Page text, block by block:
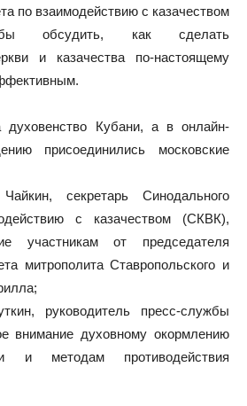
по взаимодействию с казачеством
обсудить, как сделать
и казачества по-настоящему
духовенство Кубани, а в онлайн-
присоединились московские
секретарь Синодального
с казачеством (СКВК),
участникам от председателя
митрополита Ставропольского и
руководитель пресс-службы
внимание духовному окормлению
и методам противодействия